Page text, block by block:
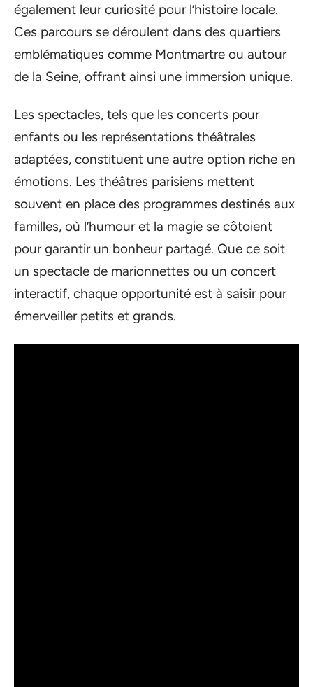
également leur curiosité pour l’histoire locale.
Ces parcours se déroulent dans des quartiers
emblématiques comme Montmartre ou autour
de la Seine, offrant ainsi une immersion unique.
Les spectacles, tels que les concerts pour
enfants ou les représentations théâtrales
adaptées, constituent une autre option riche en
émotions. Les théâtres parisiens mettent
souvent en place des programmes destinés aux
familles, où l’humour et la magie se côtoient
pour garantir un bonheur partagé. Que ce soit
un spectacle de marionnettes ou un concert
interactif, chaque opportunité est à saisir pour
émerveiller petits et grands.